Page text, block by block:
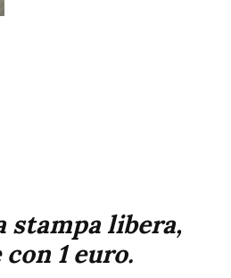
stampa libera,
1 euro.